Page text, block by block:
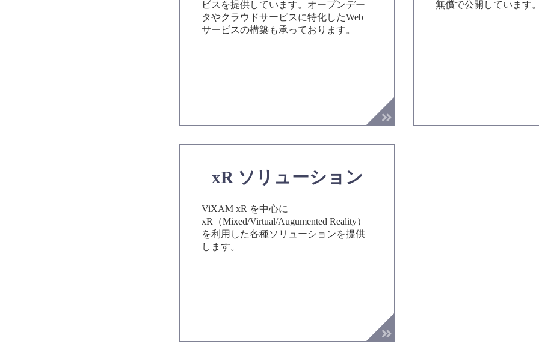
ビスを提供しています。オープンデー
タやクラウドサービスに特化したWeb
サービスの構築も承っております。
無償で公開しています
xR ソリューション
ViXAM xR を中心に
xR（Mixed/Virtual/Augumented Reality）
を利用した各種ソリューションを提供
します。